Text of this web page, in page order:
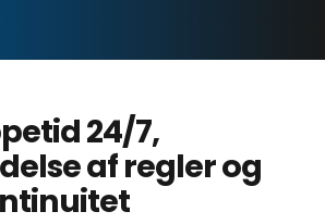
24/7,
af regler og